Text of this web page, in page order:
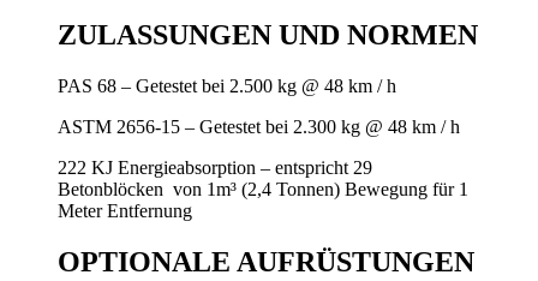
ZULASSUNGEN UND NORMEN
PAS 68 – Getestet bei 2.500 kg @ 48 km / h
ASTM 2656-15 – Getestet bei 2.300 kg @ 48 km / h
222 KJ Energieabsorption – entspricht 29
Betonblöcken von 1m³ (2,4 Tonnen) Bewegung für 1
Meter Entfernung
OPTIONALE AUFRÜSTUNGEN